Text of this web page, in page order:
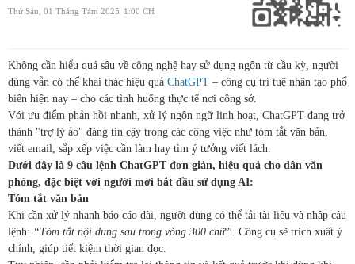
Thứ Sáu, 01 Tháng Tám 2025 1:00 CH
Không cần hiểu quá sâu về công nghệ hay sử dụng ngôn từ cầu kỳ, người
dùng vẫn có thể khai thác hiệu quả ChatGPT – công cụ trí tuệ nhân tạo phổ
biến hiện nay – cho các tình huống thực tế nơi công sở.
Với ưu điểm phản hồi nhanh, xử lý ngôn ngữ linh hoạt, ChatGPT đang trở
thành "trợ lý ảo" đáng tin cậy trong các công việc như tóm tắt văn bản,
viết email, sắp xếp việc cần làm hay tìm ý tưởng viết lách.
Dưới đây là 9 câu lệnh ChatGPT đơn giản, hiệu quả cho dân văn
phòng, đặc biệt với người mới bắt đầu sử dụng AI:
Tóm tắt văn bản
Khi cần xử lý nhanh báo cáo dài, người dùng có thể tải tài liệu và nhập câu
lệnh: “Tóm tắt nội dung sau trong vòng 300 chữ”. Công cụ sẽ trích xuất ý
chính, giúp tiết kiệm thời gian đọc.